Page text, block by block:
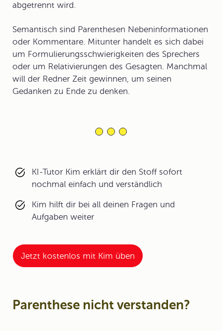
abgetrennt wird.
Semantisch sind Parenthesen Nebeninformationen
oder Kommentare. Mitunter handelt es sich dabei
um Formulierungsschwierigkeiten des Sprechers
oder um Relativierungen des Gesagten. Manchmal
will der Redner Zeit gewinnen, um seinen
Gedanken zu Ende zu denken.
KI-Tutor Kim erklärt dir den Stoff sofort
nochmal einfach und verständlich
Kim hilft dir bei all deinen Fragen und
Aufgaben weiter
Jetzt kostenlos mit Kim üben
Parenthese nicht verstanden?